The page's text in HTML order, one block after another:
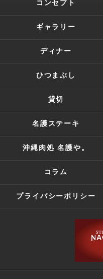
コンセプト
ギャラリー
ディナー
ひつまぶし
貸切
名護ステーキ
沖縄肉処 名護や。
コラム
プライバシーポリシー